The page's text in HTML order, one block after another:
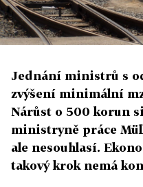
Jednání ministrů s
zvýšení minimální
Nárůst o 500 korun
ministryně práce
ale nesouhlasí.
takový krok nemá